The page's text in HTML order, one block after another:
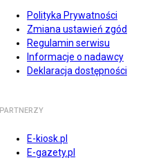
Polityka Prywatności
Zmiana ustawień zgód
Regulamin serwisu
Informacje o nadawcy
Deklaracja dostępności
PARTNERZY
E-kiosk.pl
E-gazety.pl